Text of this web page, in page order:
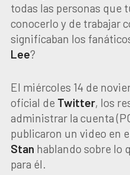
todas las personas que
conocerlo y de trabajar
significaban los
Lee?
El miércoles 14 de
oficial de Twitter, los
administrar la cuenta
publicaron un video en
Stan hablando sobre lo
para él.